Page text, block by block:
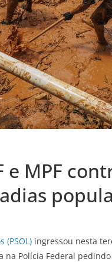
e MPF
(PSOL) ingressou nesta
na Polícia Federal